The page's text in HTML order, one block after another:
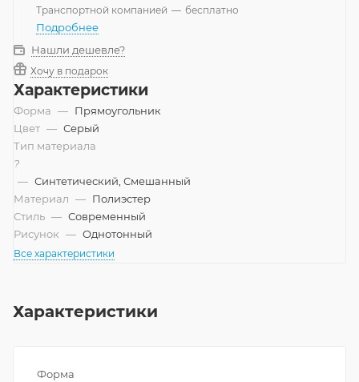
Транспортной компанией — бесплатно
Подробнее
Нашли дешевле?
Хочу в подарок
Характеристики
Форма — Прямоугольник
Цвет — Серый
Тип материала
?
— Синтетический, Смешанный
Материал — Полиэстер
Стиль — Современный
Рисунок — Однотонный
Все характеристики
Характеристики
Форма